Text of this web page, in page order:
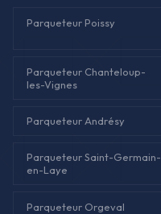
Parqueteur Poissy
Parqueteur Chanteloup-
les-Vignes
Parqueteur Andrésy
Parqueteur Saint-Germain-
en-Laye
Parqueteur Orgeval